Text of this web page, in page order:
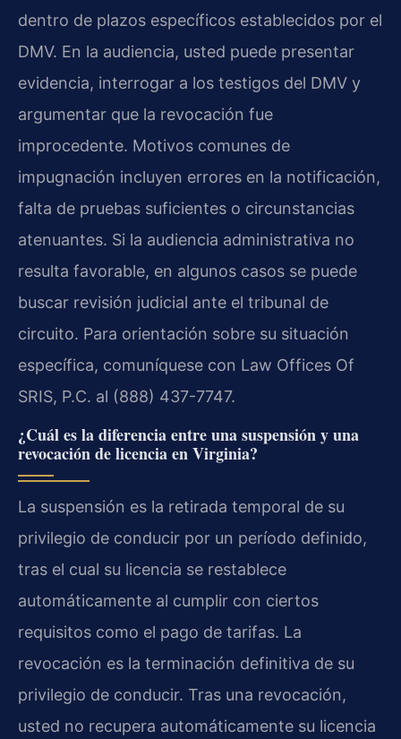
dentro de plazos específicos establecidos por el
DMV. En la audiencia, usted puede presentar
evidencia, interrogar a los testigos del DMV y
argumentar que la revocación fue
improcedente. Motivos comunes de
impugnación incluyen errores en la notificación,
falta de pruebas suficientes o circunstancias
atenuantes. Si la audiencia administrativa no
resulta favorable, en algunos casos se puede
buscar revisión judicial ante el tribunal de
circuito. Para orientación sobre su situación
específica, comuníquese con Law Offices Of
SRIS, P.C. al (888) 437-7747.
¿Cuál es la diferencia entre una suspensión y una
revocación de licencia en Virginia?
La suspensión es la retirada temporal de su
privilegio de conducir por un período definido,
tras el cual su licencia se restablece
automáticamente al cumplir con ciertos
requisitos como el pago de tarifas. La
revocación es la terminación definitiva de su
privilegio de conducir. Tras una revocación,
usted no recupera automáticamente su licencia